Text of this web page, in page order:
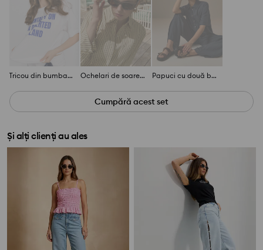
Tricou din bumbac cu inscripție Ochelari de soare cu ramă groasă Papuci cu două barete și catarame decorative
Cumpără acest set
Și alți clienți au ales